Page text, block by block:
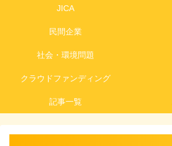
JICA
民間企業
社会・環境問題
クラウドファンディング
記事一覧